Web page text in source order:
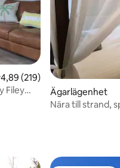
av 5 i genomsnittligt
4,89 (219)
Filey
Ägarlägenhet
Nära till strand,